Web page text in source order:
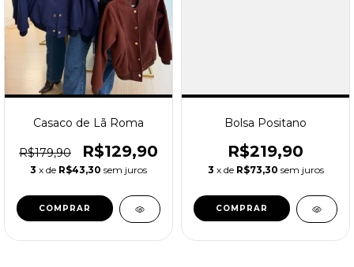
Casaco de Lã Roma
R$179,90 R$129,90
3 x de R$43,30 sem juros
COMPRAR
Bolsa Positano
R$219,90
3 x de R$73,30 sem juros
COMPRAR